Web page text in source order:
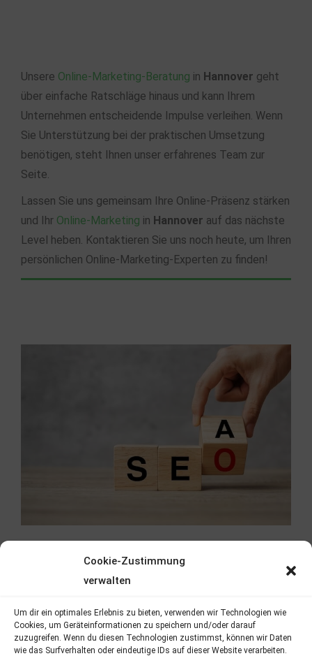
Cookie-Zustimmung
verwalten
Um dir ein optimales Erlebnis zu bieten, verwenden wir Technologien wie
Cookies, um Geräteinformationen zu speichern und/oder darauf
zuzugreifen. Wenn du diesen Technologien zustimmst, können wir Daten
wie das Surfverhalten oder eindeutige IDs auf dieser Website verarbeiten.
Unsere Online-Marketing-Beratung in Hannover geht
über einfache Ratschläge hinaus und kann Ihrem
Unternehmen entscheidende Impulse verleihen. Wenn
Sie Unterstützung bei der praktischen Umsetzung
benötigen, steht Ihnen unser erfahrenes Team zur
Seite.
Lassen Sie uns gemeinsam Ihre Online-Präsenz stärken
und Ihr Online-Marketing in Hannover auf das nächste
Level heben. Kontaktieren Sie uns noch heute, um Ihren
persönlichen Online-Marketing-Experten zu finden!